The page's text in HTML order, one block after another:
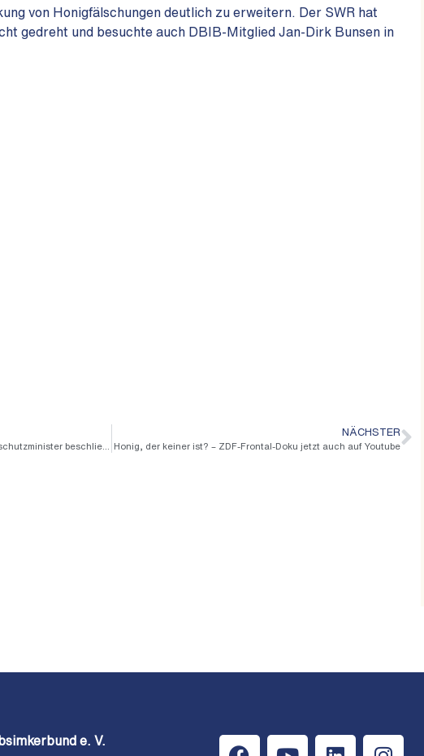
von Honigfälschungen deutlich zu erweitern. Der SWR hat
gedreht und besuchte auch DBIB-Mitglied Jan-Dirk Bunsen in
NÄCHSTER
Honig, der keiner ist? – ZDF-Frontal-Doku jetzt auch auf Youtube
e. V.